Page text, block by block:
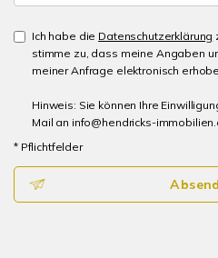
Ich habe die Datenschutzerklärung
stimme zu, dass meine Angaben
meiner Anfrage elektronisch
Hinweis: Sie können Ihre
Mail an info@hendricks-
* Pflichtfelder